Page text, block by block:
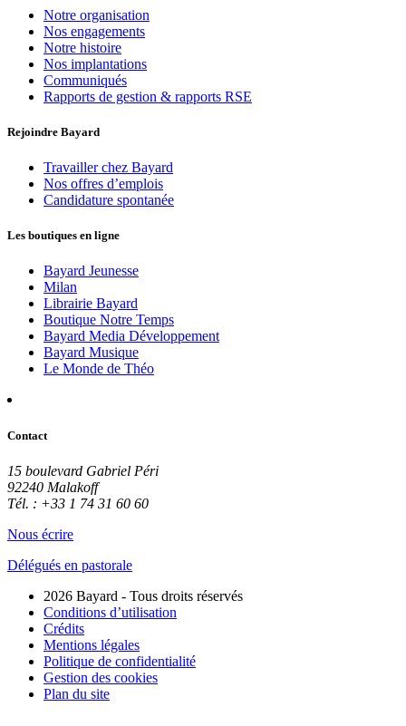
Notre organisation
Nos engagements
Notre histoire
Nos implantations
Communiqués
Rapports de gestion & rapports RSE
Rejoindre Bayard
Travailler chez Bayard
Nos offres d’emplois
Candidature spontanée
Les boutiques en ligne
Bayard Jeunesse
Milan
Librairie Bayard
Boutique Notre Temps
Bayard Media Développement
Bayard Musique
Le Monde de Théo
Contact
15 boulevard Gabriel Péri
92240 Malakoff
Tél. : +33 1 74 31 60 60
Nous écrire
Délégués en pastorale
2026 Bayard - Tous droits réservés
Conditions d’utilisation
Crédits
Mentions légales
Politique de confidentialité
Gestion des cookies
Plan du site